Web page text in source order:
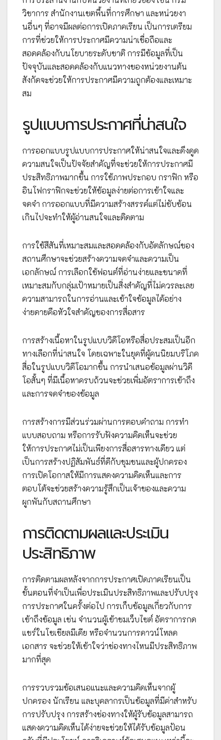
วิชาการ สำนักงานเขตพื้นที่การศึกษา และหน่วยงา
นอื่นๆ ที่อาจมีผลต่อการเปิดภาคเรียน เป็นการเตรียม
การที่ช่วยให้การประกาศมีความน่าเชื่อถือและ
สอดคล้องกับนโยบายระดับชาติ การมีข้อมูลที่เป็น
ปัจจุบันและสอดคล้องกับแนวทางของหน่วยงานต้น
สังกัดจะช่วยให้การประกาศมีความถูกต้องและเหมาะ
สม
รูปแบบการประกาศที่น่าสนใจ
การออกแบบรูปแบบการประกาศให้น่าสนใจและดึงดูด
ความสนใจเป็นปัจจัยสำคัญที่จะช่วยให้การประกาศมี
ประสิทธิภาพมากขึ้น การใช้ภาพประกอบ กราฟิก หรือ
อินโฟกราฟิกจะช่วยให้ข้อมูลง่ายต่อการเข้าใจและ
จดจำ การออกแบบที่มีความสร้างสรรค์แต่ไม่ซับซ้อน
เกินไปจะทำให้ผู้อ่านสนใจและติดตาม
การใช้สีสันที่เหมาะสมและสอดคล้องกับอัตลักษณ์ของ
สถานศึกษาจะช่วยสร้างความจดจำและความเป็น
เอกลักษณ์ การเลือกใช้ฟอนต์ที่อ่านง่ายและขนาดที่
เหมาะสมกับกลุ่มเป้าหมายเป็นสิ่งสำคัญที่ไม่ควรละเลย
ความสามารถในการอ่านและเข้าใจข้อมูลได้อย่าง
ง่ายดายคือหัวใจสำคัญของการสื่อสาร
การสร้างเนื้อหาในรูปแบบวิดีโอหรือสื่อประสมเป็นอีก
ทางเลือกที่น่าสนใจ โดยเฉพาะในยุคที่ผู้คนนิยมบริโภค
สื่อในรูปแบบวิดีโอมากขึ้น การนำเสนอข้อมูลผ่านวิดี
โอสั้นๆ ที่มีเนื้อหาครบถ้วนจะช่วยเพิ่มอัตราการเข้าถึง
และการจดจำของข้อมูล
การสร้างการมีส่วนร่วมผ่านการตอบคำถาม การทำ
แบบสอบถาม หรือการรับฟังความคิดเห็นจะช่วย
ให้การประกาศไม่เป็นเพียงการสื่อสารทางเดียว แต่
เป็นการสร้างปฏิสัมพันธ์ที่ดีกับชุมชนและผู้ปกครอง
การเปิดโอกาสให้มีการแสดงความคิดเห็นและการ
ตอบโต้จะช่วยสร้างความรู้สึกเป็นเจ้าของและความ
ผูกพันกับสถานศึกษา
การติดตามผลและประเมิน
ประสิทธิภาพ
การติดตามผลหลังจากการประกาศเปิดภาคเรียนเป็น
ขั้นตอนที่จำเป็นเพื่อประเมินประสิทธิภาพและปรับปรุง
การประกาศในครั้งต่อไป การเก็บข้อมูลเกี่ยวกับการ
เข้าถึงข้อมูล เช่น จำนวนผู้เข้าชมเว็บไซต์ อัตราการกด
แชร์ในโซเชียลมีเดีย หรือจำนวนการดาวน์โหลด
เอกสาร จะช่วยให้เข้าใจว่าช่องทางไหนมีประสิทธิภาพ
มากที่สุด
การรวบรวมข้อเสนอแนะและความคิดเห็นจากผู้
ปกครอง นักเรียน และบุคลากรเป็นข้อมูลที่มีค่าสำหรับ
การปรับปรุง การสร้างช่องทางให้ผู้รับข้อมูลสามารถ
แสดงความคิดเห็นได้ง่ายจะช่วยให้ได้รับข้อมูลป้อน